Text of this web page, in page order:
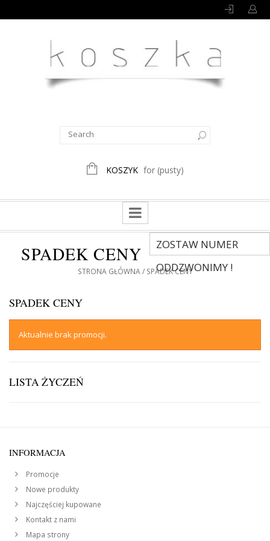
KOSZYK for (pusty)
ZOSTAW NUMER
ODDZWONIMY !
SPADEK CENY
STRONA GŁÓWNA SPADEK CENY
SPADEK CENY
Aktualnie brak promocji.
LISTA ŻYCZEŃ
INFORMACJA
Promocje
Nowe produkty
Najczęściej kupowane
Kontakt z nami
Mapa strony